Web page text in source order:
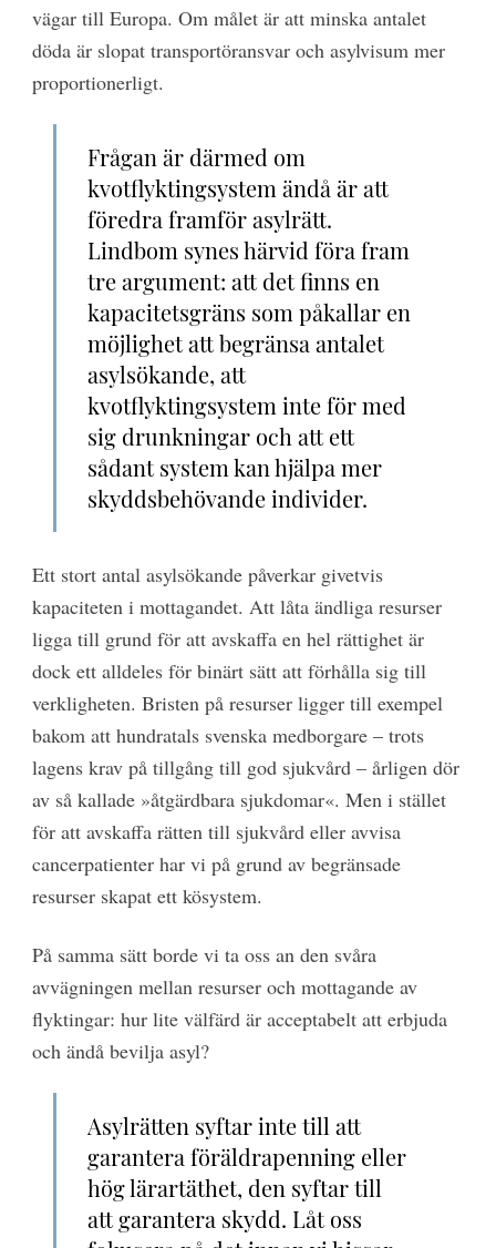
vägar till Europa. Om målet är att minska antalet
döda är slopat transportöransvar och asylvisum mer
proportionerligt.
Frågan är därmed om
kvotflyktingsystem ändå är att
föredra framför asylrätt.
Lindbom synes härvid föra fram
tre argument: att det finns en
kapacitetsgräns som påkallar en
möjlighet att begränsa antalet
asylsökande, att
kvotflyktingsystem inte för med
sig drunkningar och att ett
sådant system kan hjälpa mer
skyddsbehövande individer.
Ett stort antal asylsökande påverkar givetvis
kapaciteten i mottagandet. Att låta ändliga resurser
ligga till grund för att avskaffa en hel rättighet är
dock ett alldeles för binärt sätt att förhålla sig till
verkligheten. Bristen på resurser ligger till exempel
bakom att hundratals svenska medborgare – trots
lagens krav på tillgång till god sjukvård – årligen dör
av så kallade »åtgärdbara sjukdomar«. Men i stället
för att avskaffa rätten till sjukvård eller avvisa
cancerpatienter har vi på grund av begränsade
resurser skapat ett kösystem.
På samma sätt borde vi ta oss an den svåra
avvägningen mellan resurser och mottagande av
flyktingar: hur lite välfärd är acceptabelt att erbjuda
och ändå bevilja asyl?
Asylrätten syftar inte till att
garantera föräldrapenning eller
hög lärartäthet, den syftar till
att garantera skydd. Låt oss